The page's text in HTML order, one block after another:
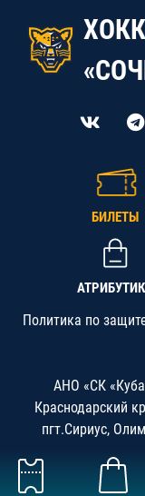
БИЛЕТЫ
Политика по
АНО «СК
Краснодарский
пгт.Сириус,